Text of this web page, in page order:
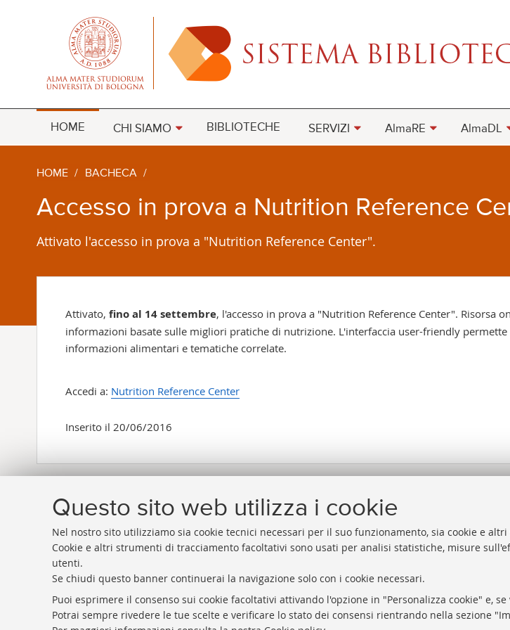
Questo sito web utilizza i cookie
Nel nostro sito utilizziamo sia cookie tecnici necessari per il suo funzionamento, sia cookie e
Cookie e altri strumenti di tracciamento facoltativi sono usati per analisi statistiche, misure
utenti.
Se chiudi questo banner continuerai la navigazione solo con i cookie necessari.
Puoi esprimere il consenso sui cookie facoltativi attivando l'opzione in "Personalizza cookie" e,
Potrai sempre rivedere le tue scelte e verificare lo stato dei consensi rientrando nella sezione
HOME CHI SIAMO BIBLIOTECHE SERVIZI AlmaRE AlmaDL
HOME / BACHECA /
Accesso in prova a Nutrition Reference
Attivato l'accesso in prova a "Nutrition Reference Center".
Attivato, fino al 14 settembre, l'accesso in prova a "Nutrition Reference Center". Risorsa
informazioni basate sulle migliori pratiche di nutrizione. L'interfaccia user-friendly
informazioni alimentari e tematiche correlate.
Accedi a: Nutrition Reference Center
Inserito il 20/06/2016
Rubrica di Ateneo
Rss
Statistiche
Biblioteche di Ateneo
Sale studio
Carta dei servizi